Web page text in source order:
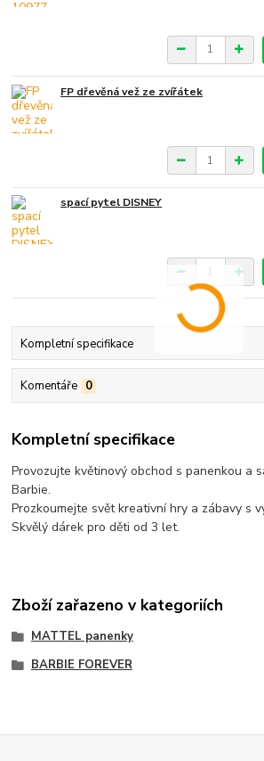
FP dřevěná vež ze zvířátek
spací pytel DISNEY
Kompletní specifikace
Komentáře 0
Kompletní specifikace
Provozujte květinový obchod s panenkou a
Barbie.
Prozkoumejte svět kreativní hry a zábavy s
Skvělý dárek pro děti od 3 let.
Zboží zařazeno v kategoriích
MATTEL panenky
BARBIE FOREVER